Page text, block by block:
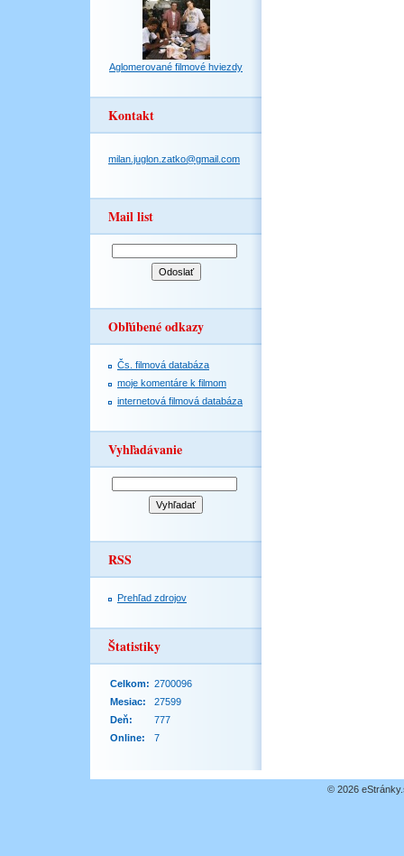
Aglomerované filmové hviezdy
Kontakt
milan.juglon.zatko@gmail.com
Mail list
Obľúbené odkazy
Čs. filmová databáza
moje komentáre k filmom
internetová filmová databáza
Vyhľadávanie
RSS
Prehľad zdrojov
Štatistiky
Online: 7
Celkom: 2700096
Mesiac:
27599
Deň:
777
© 2026